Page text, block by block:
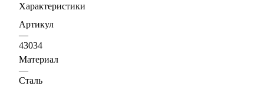
Характеристики
Артикул
—
43034
Материал
—
Сталь